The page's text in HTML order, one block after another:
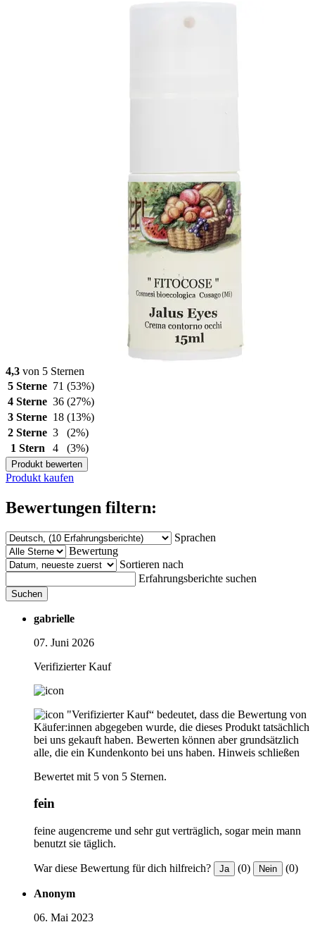
4,3 von 5 Sternen
5 Sterne 71 (53%)
4 Sterne 36 (27%)
3 Sterne 18 (13%)
2 Sterne 3
(2%)
1 Stern
4 (3%)
Produkt bewerten
Produkt kaufen
Bewertungen filtern:
Sprachen
Bewertung
Sortieren nach
Erfahrungsberichte suchen
Suchen
gabrielle
07. Juni 2026
Verifizierter Kauf
"Verifizierter Kauf“ bedeutet, dass die Bewertung von
Käufer:innen abgegeben wurde, die dieses Produkt tatsächlich
bei uns gekauft haben. Bewerten können aber grundsätzlich
alle, die ein Kundenkonto bei uns haben. Hinweis schließen
Bewertet mit 5 von 5 Sternen.
fein
feine augencreme und sehr gut verträglich, sogar mein mann
benutzt sie täglich.
War diese Bewertung für dich hilfreich? Ja (0) Nein (0)
Anonym
06. Mai 2023